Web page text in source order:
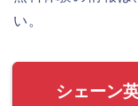
い。
シェーン